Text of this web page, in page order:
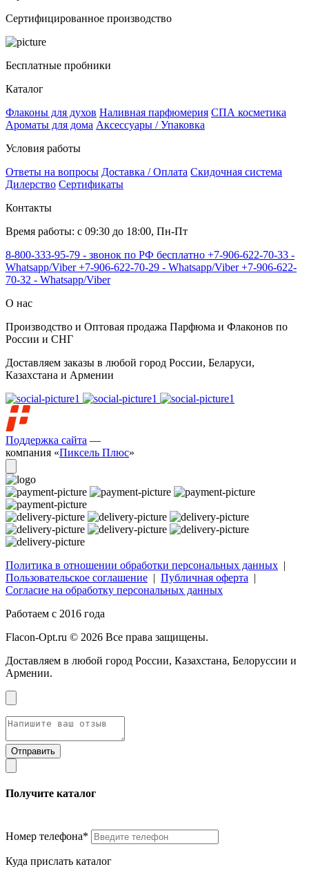
Сертифицированное производство
Бесплатные пробники
Каталог
Флаконы для духов Наливная парфюмерия СПА косметика
Ароматы для дома Аксессуары / Упаковка
Условия работы
Ответы на вопросы Доставка / Оплата Скидочная система
Дилерство Сертификаты
Контакты
Время работы: с 09:30 до 18:00, Пн-Пт
8-800-333-95-79 - звонок по РФ бесплатно +7-906-622-70-33 -
Whatsapp/Viber+7-906-622-70-29 - Whatsapp/Viber+7-906-622-
70-32 - Whatsapp/Viber
О нас
Производство и Оптовая продажа Парфюма и Флаконов по
России и СНГ
Доставляем заказы в любой город России, Беларуси,
Казахстана и Армении
Поддержка сайта —
компания «Пиксель Плюс»
Политика в отношении обработки персональных данных |
Пользовательское соглашение | Публичная оферта |
Согласие на обработку персональных данных
Работаем с 2016 года
Flacon-Opt.ru © 2026 Все права защищены.
Доставляем в любой город России, Казахстана, Белоруссии и
Армении.
Получите каталог
Номер телефона*
Куда прислать каталог